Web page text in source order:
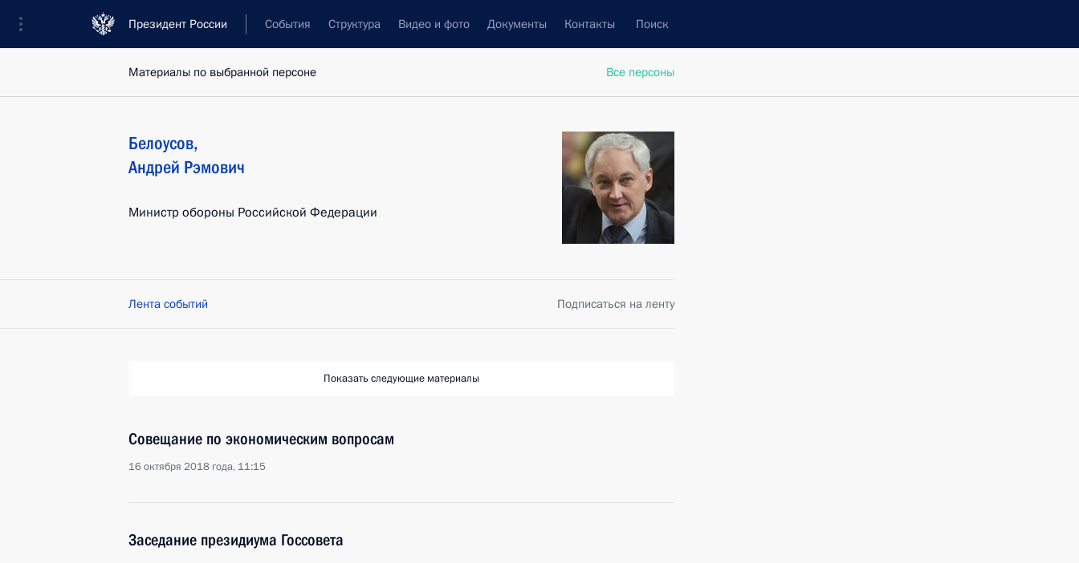
Президент России События Структура Видео и фото Документы Контакты Поиск
Все персоны
Материалы по выбранной персоне
Белоусов,
Андрей Рэмович
Министр обороны Российской Федерации
Лента событий Подписаться на ленту
Показать следующие материалы
Совещание по экономическим вопросам
16 октября 2018 года, 11:15
Заседание президиума Госсовета